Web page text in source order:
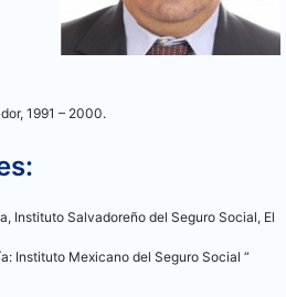
1991 – 2000.
Instituto Salvadoreño del Seguro Social, El
Instituto Mexicano del Seguro Social “